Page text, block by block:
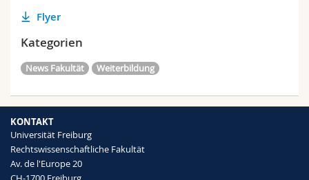
Flyer
Kategorien
News Fakultät Weiterbildung
KONTAKT
Universität Freiburg
Rechtswissenschaftliche Fakultät
Av. de l'Europe 20